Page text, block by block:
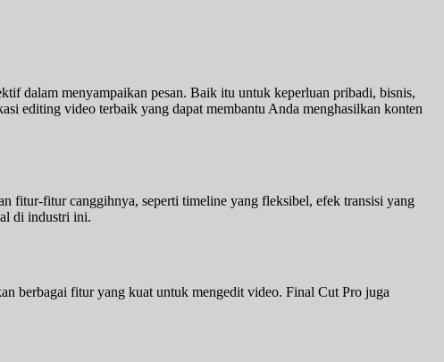
dalam menyampaikan pesan. Baik itu untuk keperluan pribadi, bisnis,
editing video terbaik yang dapat membantu Anda menghasilkan konten
fitur-fitur canggihnya, seperti timeline yang fleksibel, efek transisi yang
di industri ini.
berbagai fitur yang kuat untuk mengedit video. Final Cut Pro juga